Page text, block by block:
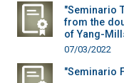
"Seminario
from the
of Yang-
07/03/2022
"Seminario